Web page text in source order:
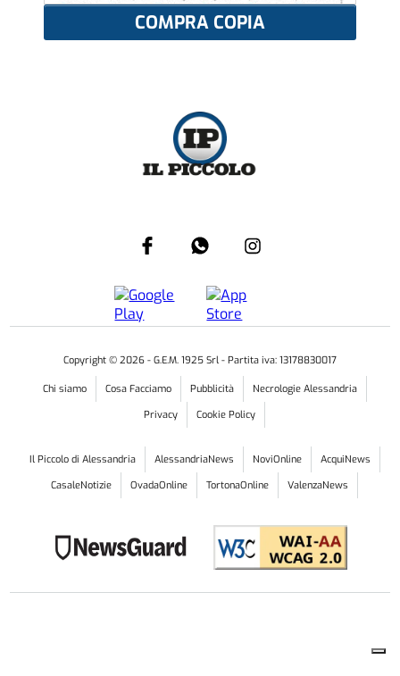
COMPRA COPIA
Copyright © 2026 - G.E.M. 1925 Srl - Partita iva: 13178830017
Chi siamo Cosa Facciamo Pubblicità
Necrologie Alessandria
Privacy
Cookie Policy
Il Piccolo di Alessandria AlessandriaNews NoviOnline
AcquiNews
CasaleNotizie
OvadaOnline TortonaOnline ValenzaNews